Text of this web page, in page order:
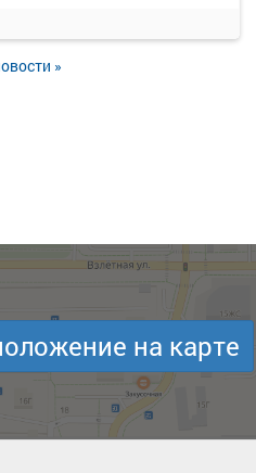
»
на карте